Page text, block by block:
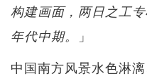
构建画面，两日之工
年代中期。
」
中国南方风景水色淋